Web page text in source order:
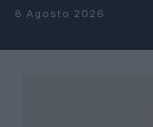
Salta al contenuto
8 Agosto 2026